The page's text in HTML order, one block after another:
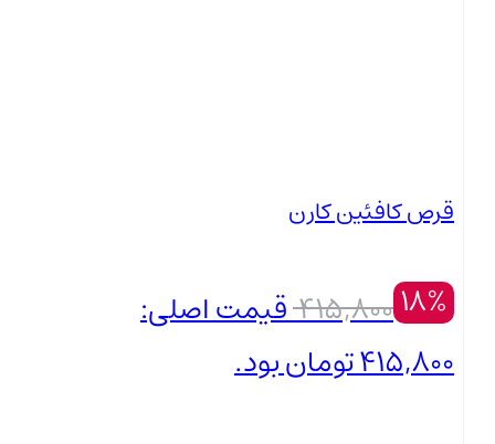
قرص کافئین کارن
18%
415,800 قیمت اصلی:
415,800 تومان بود.